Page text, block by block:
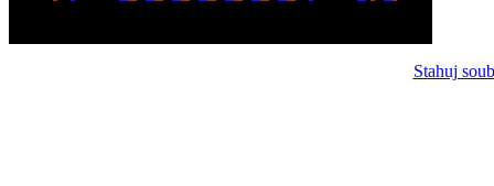
Stahuj